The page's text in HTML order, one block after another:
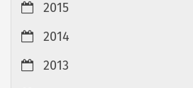
2015
2014
2013